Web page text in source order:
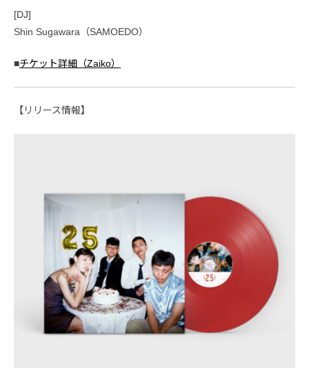
[DJ]
Shin Sugawara（SAMOEDO）
■チケット詳細（Zaiko）
【リリース情報】